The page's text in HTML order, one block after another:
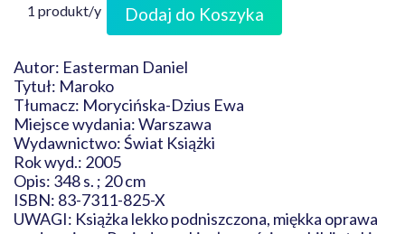
1 produkt/y Dodaj do Koszyka
Autor: Easterman Daniel
Tytuł: Maroko
Tłumacz: Morycińska-Dzius Ewa
Miejsce wydania: Warszawa
Wydawnictwo: Świat Książki
Rok wyd.: 2005
Opis: 348 s. ; 20 cm
ISBN: 83-7311-825-X
UWAGI: Książka lekko podniszczona, miękka oprawa